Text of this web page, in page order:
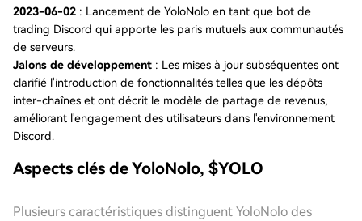
2023-06-02 : Lancement de YoloNolo en tant que bot de
trading Discord qui apporte les paris mutuels aux communautés
de serveurs.
Jalons de développement : Les mises à jour subséquentes ont
clarifié l'introduction de fonctionnalités telles que les dépôts
inter-chaînes et ont décrit le modèle de partage de revenus,
améliorant l'engagement des utilisateurs dans l'environnement
Discord.
Aspects clés de YoloNolo, $YOLO
Plusieurs caractéristiques distinguent YoloNolo des